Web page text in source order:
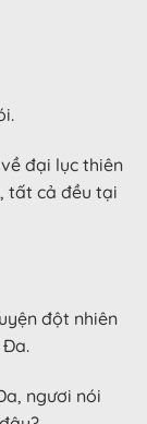
đại lục thiên
tất cả đều tại
đột nhiên
ngươi nói